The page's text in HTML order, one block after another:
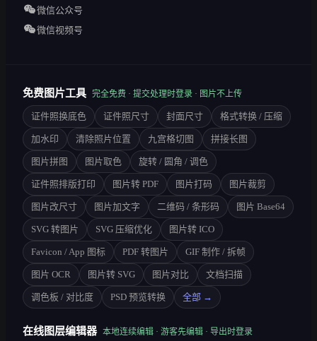
微信公众号
微信视频号
免费图片工具 完全免费 · 提交处理时登录 · 图片不上传
证件照换底色 证件照尺寸 封面尺寸 格式转换 / 压缩
加水印 清除照片位置 九宫格切图 拼接长图
图片拼图 图片取色 旋转 / 圆角 / 调色
证件照排版打印 图片转 PDF 图片打码 图片裁剪
图片改尺寸 图片加文字 二维码 / 条形码 图片 Base64
SVG 转图片 SVG 压缩优化 图片转 ICO
Favicon / App 图标 PDF 转图片 GIF 制作 / 拆帧
图片 OCR 图片转 SVG 图片对比 文档扫描
调色板 / 对比度 PSD 预览转换 全部 →
在线图层编辑器 本地连续编辑 · 游客先编辑 · 导出时登录